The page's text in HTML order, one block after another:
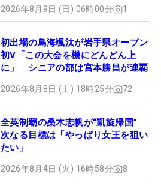
2026年8月9日 (日) 06時00分 1
初出場の鳥海颯汰が岩手県オープン
初V「この大会を機にどんどん上
に」 シニアの部は宮本勝昌が連覇
2026年8月8日 (土) 18時25分 72
全英制覇の桑木志帆が“凱旋帰国”
次なる目標は「やっぱり女王を狙い
たい」
2026年8月4日 (火) 16時58分 8